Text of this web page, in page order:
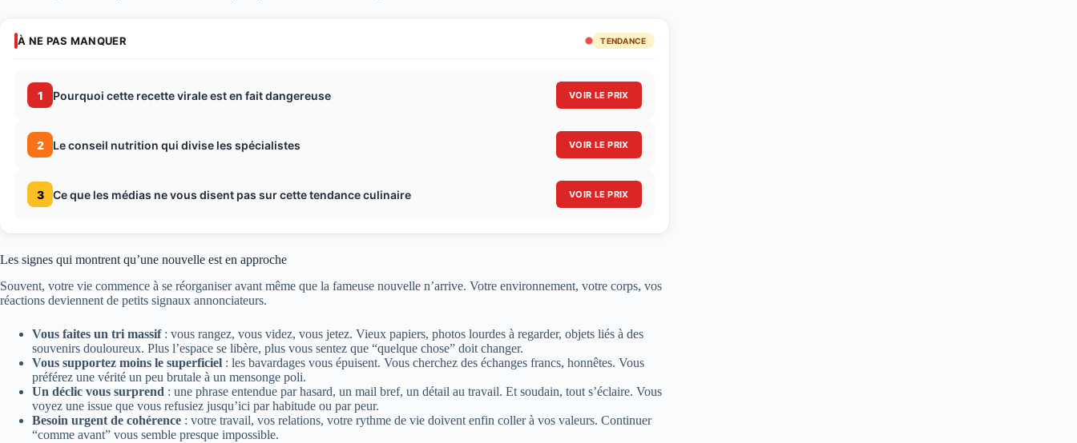
À NE PAS MANQUER TENDANCE
1 Pourquoi cette recette virale est en fait dangereuse VOIR LE PRIX
2 Le conseil nutrition qui divise les spécialistes VOIR LE PRIX
3 Ce que les médias ne vous disent pas sur cette tendance culinaire VOIR LE PRIX
Les signes qui montrent qu’une nouvelle est en approche
Souvent, votre vie commence à se réorganiser avant même que la fameuse nouvelle n’arrive. Votre environnement, votre corps, vos
réactions deviennent de petits signaux annonciateurs.
Vous faites un tri massif: vous rangez, vous videz, vous jetez. Vieux papiers, photos lourdes à regarder, objets liés à des
souvenirs douloureux. Plus l’espace se libère, plus vous sentez que “quelque chose” doit changer.
Vous supportez moins le superficiel : les bavardages vous épuisent. Vous cherchez des échanges francs, honnêtes. Vous
préférez une vérité un peu brutale à un mensonge poli.
Un déclic vous surprend : une phrase entendue par hasard, un mail bref, un détail au travail. Et soudain, tout s’éclaire. Vous
voyez une issue que vous refusiez jusqu’ici par habitude ou par peur.
Besoin urgent de cohérence : votre travail, vos relations, votre rythme de vie doivent enfin coller à vos valeurs. Continuer
“comme avant” vous semble presque impossible.